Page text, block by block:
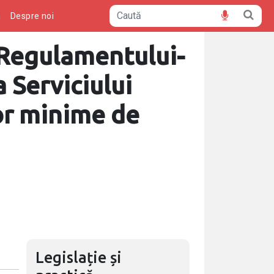
Despre noi
Serviciului
minime de
Legislație și